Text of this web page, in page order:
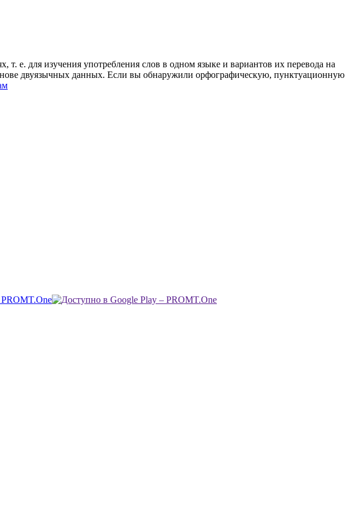
е. для изучения употребления слов в одном языке и вариантов их перевода на
двуязычных данных. Если вы обнаружили орфографическую, пунктуационную